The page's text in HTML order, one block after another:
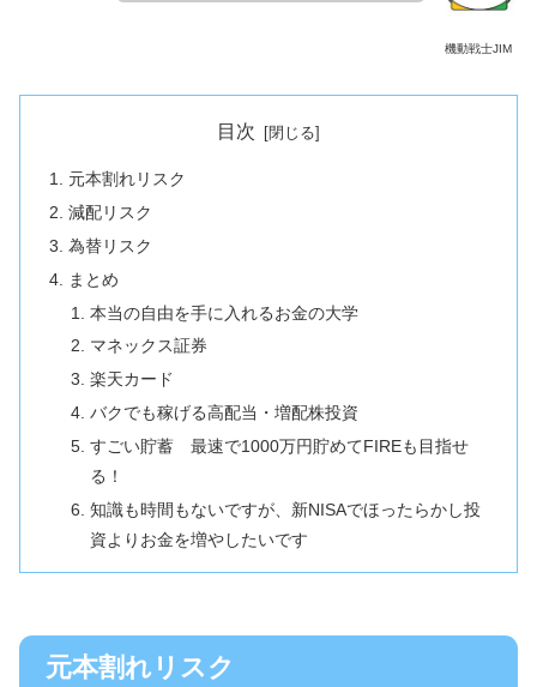
機動戦士JIM
目次
元本割れリスク
減配リスク
為替リスク
まとめ
本当の自由を手に入れるお金の大学
マネックス証券
楽天カード
バクでも稼げる高配当・増配株投資
すごい貯蓄 最速で1000万円貯めてFIREも目指せ
る！
知識も時間もないですが、新NISAでほったらかし投
資よりお金を増やしたいです
元本割れリスク